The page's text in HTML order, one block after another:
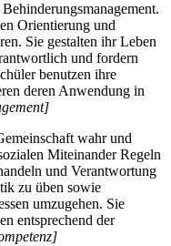
Orientierung und
Sie gestalten ihr Leben
und fordern
benutzen ihre
deren Anwendung in
wahr und
Miteinander Regeln
und Verantwortung
zu üben sowie
umzugehen. Sie
entsprechend der